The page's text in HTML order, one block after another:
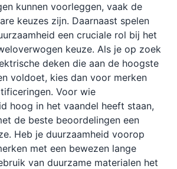
kunnen voorleggen, vaak de
keuzes zijn. Daarnaast spelen
een cruciale rol bij het
keuze. Als je op zoek
deken die aan de hoogste
voldoet, kies dan voor merken
Voor wie
hoog in het vaandel heeft staan,
de beste beoordelingen een
Heb je duurzaamheid voorop
met een bewezen lange
van duurzame materialen het